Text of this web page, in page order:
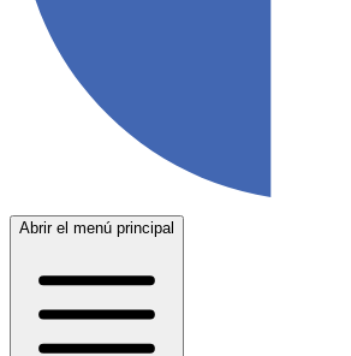
Abrir el menú principal